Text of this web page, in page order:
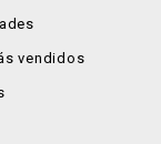
vendidos